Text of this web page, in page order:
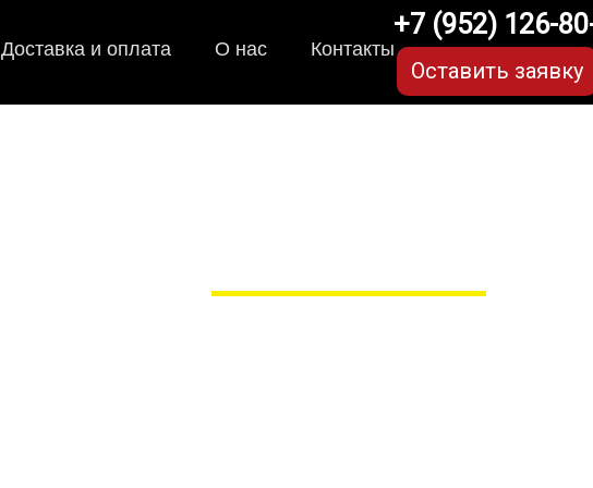
Доставка и оплата О нас Контакты
+7 (952) 126-
Оставить заявку